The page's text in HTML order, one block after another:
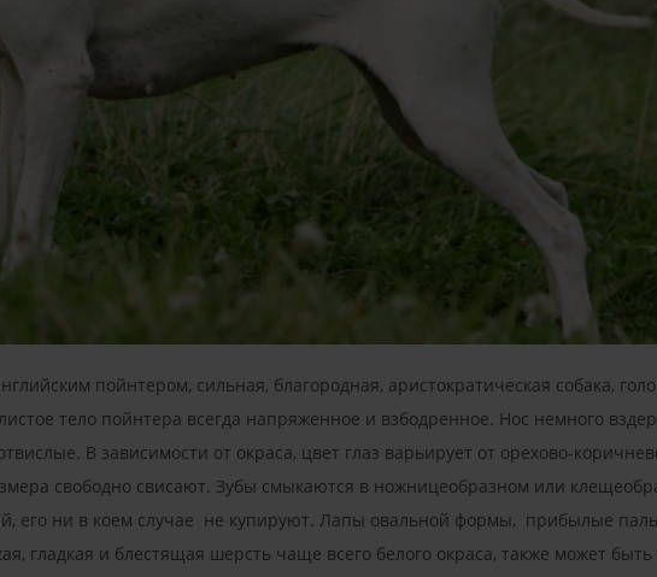
пойнтером, сильная, благородная, аристократическая собака,
тело пойнтера всегда напряженное и взбодренное. Нос немного
В зависимости от окраса, цвет глаз варьирует от орехово-
свободно свисают. Зубы смыкаются в ножницеобразном или
его ни в коем случае не купируют. Лапы овальной формы, прибылые
гладкая и блестящая шерсть чаще всего белого окраса, также может